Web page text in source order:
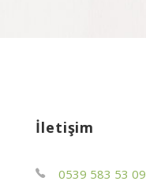
İletişim
0539 583 53 09